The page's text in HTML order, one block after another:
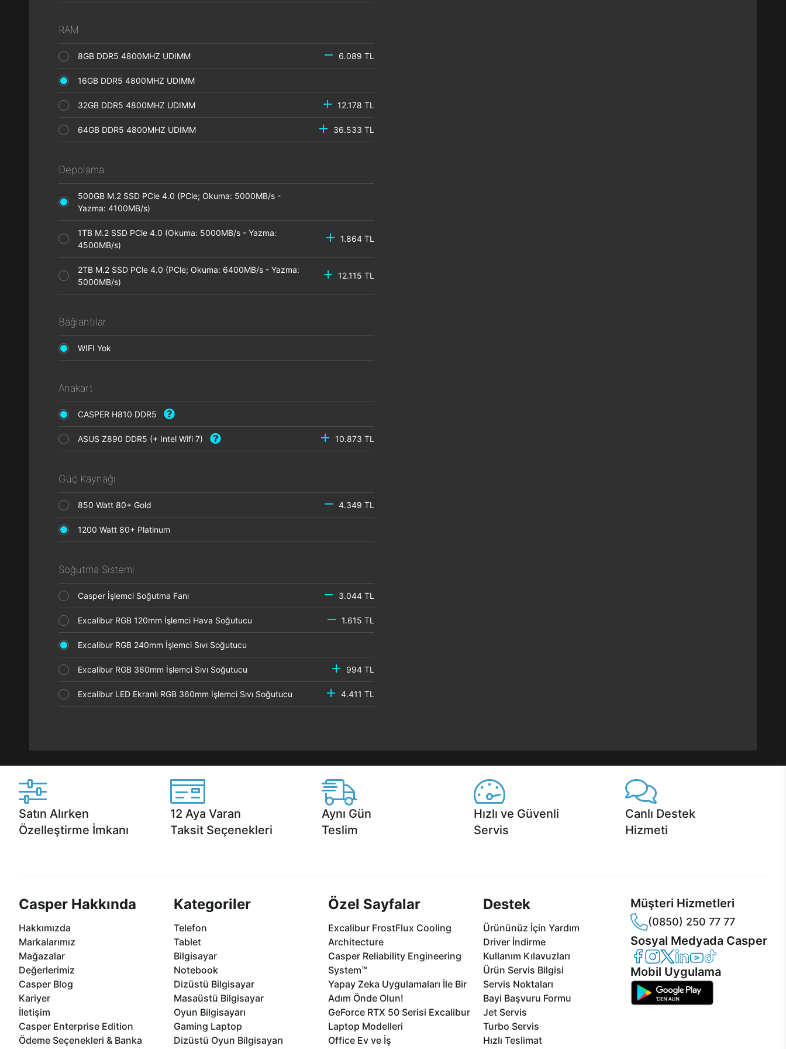
RAM
8GB DDR5 4800MHZ UDIMM 6.089 TL
16GB DDR5 4800MHZ UDIMM
32GB DDR5 4800MHZ UDIMM 12.178 TL
64GB DDR5 4800MHZ UDIMM 36.533 TL
Depolama
500GB M.2 SSD PCle 4.0 (PCle; Okuma: 5000MB/s -
Yazma: 4100MB/s)
1TB M.2 SSD PCle 4.0 (Okuma: 5000MB/s - Yazma:
4500MB/s)
1.864 TL
2TB M.2 SSD PCle 4.0 (PCle; Okuma: 6400MB/s - Yazma:
5000MB/s)
12.115 TL
Bağlantılar
WIFI Yok
Anakart
CASPER H810 DDR5
ASUS Z890 DDR5 (+ Intel Wifi 7) 10.873 TL
Güç Kaynağı
850 Watt 80+ Gold 4.349 TL
1200 Watt 80+ Platinum
Soğutma Sistemi
Casper İşlemci Soğutma Fanı 3.044 TL
Excalibur RGB 120mm İşlemci Hava Soğutucu 1.615 TL
Excalibur RGB 240mm İşlemci Sıvı Soğutucu
Excalibur RGB 360mm İşlemci Sıvı Soğutucu 994 TL
Excalibur LED Ekranlı RGB 360mm İşlemci Sıvı Soğutucu 4.411 TL
Satın Alırken
Özelleştirme İmkanı
12 Aya Varan
Taksit Seçenekleri
Aynı Gün
Teslim
Hızlı ve Güvenli
Servis
Canlı Destek
Hizmeti
Casper Hakkında
Hakkımızda
Markalarımız
Mağazalar
Değerlerimiz
Casper Blog
Kariyer
İletişim
Casper Enterprise Edition
Ödeme Seçenekleri & Banka
Kategoriler
Telefon
Tablet
Bilgisayar
Notebook
Dizüstü Bilgisayar
Masaüstü Bilgisayar
Oyun Bilgisayarı
Gaming Laptop
Dizüstü Oyun Bilgisayarı
Özel Sayfalar
Excalibur FrostFlux Cooling
Architecture
Casper Reliability Engineering
System™
Yapay Zeka Uygulamaları İle Bir
Adım Önde Olun!
GeForce RTX 50 Serisi Excalibur
Laptop Modelleri
Office Ev ve İş
Destek
Ürününüz İçin Yardım
Driver İndirme
Kullanım Kılavuzları
Ürün Servis Bilgisi
Servis Noktaları
Bayi Başvuru Formu
Jet Servis
Turbo Servis
Hızlı Teslimat
Müşteri Hizmetleri
(0850) 250 77 77
Sosyal Medyada Casper
Casper Facebook
Casper Instagram
Casper Twitter
Casper LinkedIn
Casper YouTube
Casper TikTok
Mobil Uygulama